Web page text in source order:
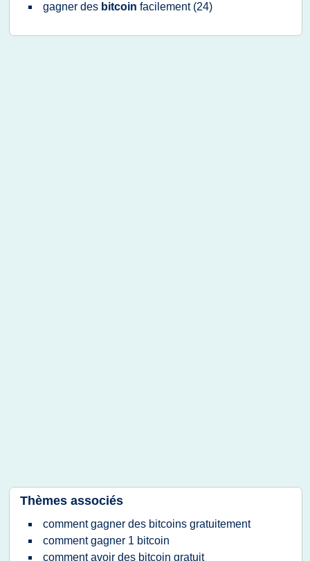
gagner des bitcoin facilement (24)
Thèmes associés
comment gagner des bitcoins gratuitement
comment gagner 1 bitcoin
comment avoir des bitcoin gratuit